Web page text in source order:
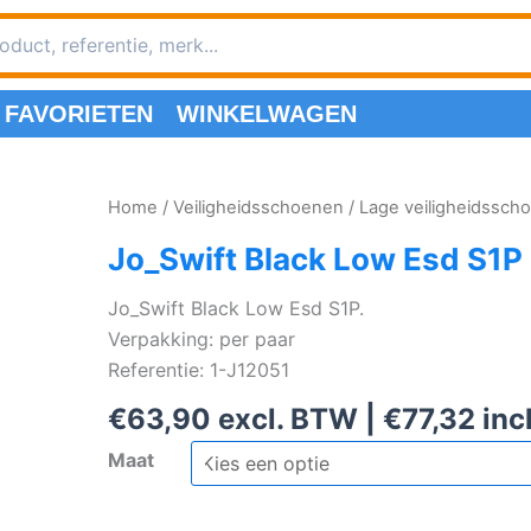
FAVORIETEN WINKELWAGEN
Home / Veiligheidsschoenen / Lage
Jo_Swift Black Low Esd S1P
Jo_Swift Black Low Esd S1P.
Verpakking: per paar
Referentie: 1-J12051
€63,90 excl. BTW | €77,32
Maat